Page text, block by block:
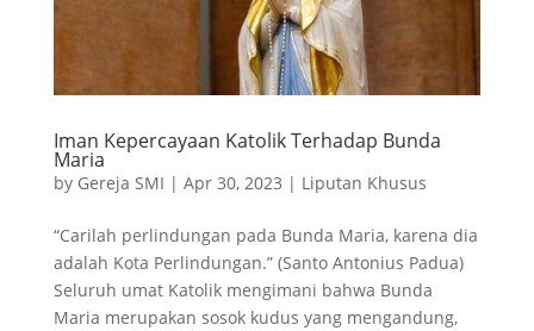
Iman Kepercayaan Katolik Terhadap Bunda
Maria
by Gereja SMI | Apr 30, 2023 | Liputan Khusus
“Carilah perlindungan pada Bunda Maria, karena dia
adalah Kota Perlindungan.” (Santo Antonius Padua)
Seluruh umat Katolik mengimani bahwa Bunda
Maria merupakan sosok kudus yang mengandung,